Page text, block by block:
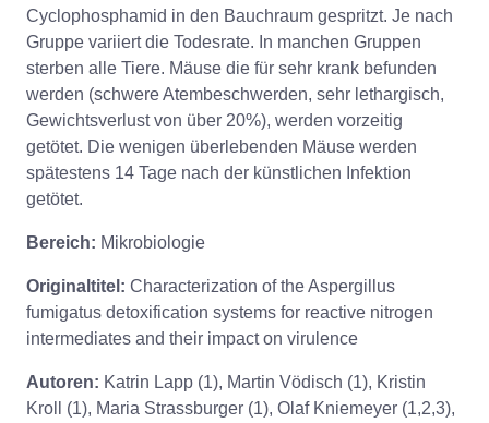
Cyclophosphamid in den Bauchraum gespritzt. Je nach
Gruppe variiert die Todesrate. In manchen Gruppen
sterben alle Tiere. Mäuse die für sehr krank befunden
werden (schwere Atembeschwerden, sehr lethargisch,
Gewichtsverlust von über 20%), werden vorzeitig
getötet. Die wenigen überlebenden Mäuse werden
spätestens 14 Tage nach der künstlichen Infektion
getötet.
Bereich: Mikrobiologie
Originaltitel: Characterization of the Aspergillus
fumigatus detoxification systems for reactive nitrogen
intermediates and their impact on virulence
Autoren: Katrin Lapp (1), Martin Vödisch (1), Kristin
Kroll (1), Maria Strassburger (1), Olaf Kniemeyer (1,2,3),